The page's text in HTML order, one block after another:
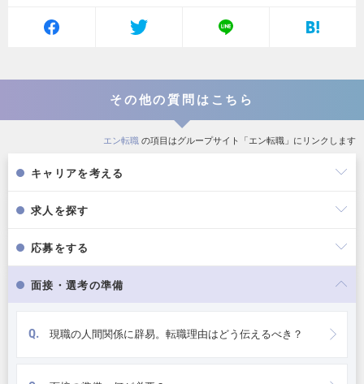
その他の質問はこちら
エン転職 の項目はグループサイト「エン転職」にリンクします
キャリアを考える
求人を探す
応募をする
面接・選考の準備
Q. 現職の人間関係に辟易。転職理由はどう伝えるべき？